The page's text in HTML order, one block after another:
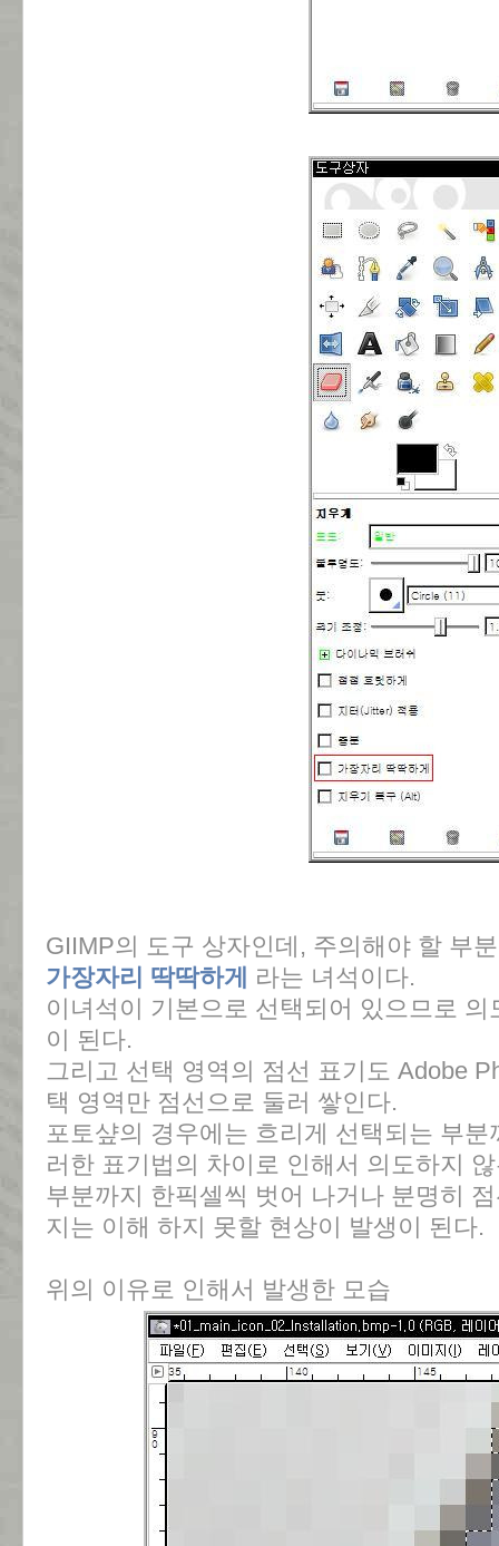
GIIMP의 도구 상자인데, 주의해야 할 부
가장자리 딱딱하게 라는 녀석이다.
이녀석이 기본으로 선택되어 있으므로
이 된다.
그리고 선택 영역의 점선 표기도 Adobe
택 영역만 점선으로 둘러 쌓인다.
포토샾의 경우에는 흐리게 선택되는 부
러한 표기법의 차이로 인해서 의도하지
부분까지 한픽셀씩 벗어 나거나 분명히
지는 이해 하지 못할 현상이 발생이 된다.
위의 이유로 인해서 발생한 모습